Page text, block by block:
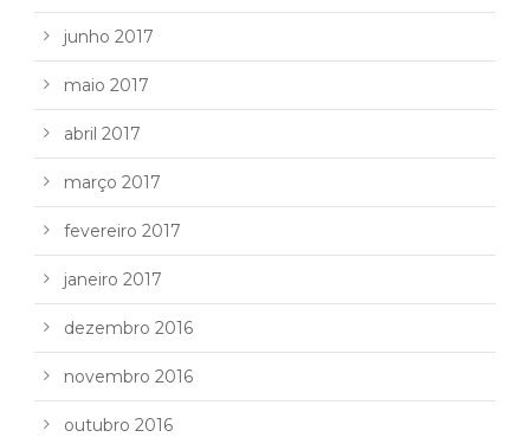
junho 2017
maio 2017
abril 2017
março 2017
fevereiro 2017
janeiro 2017
dezembro 2016
novembro 2016
outubro 2016